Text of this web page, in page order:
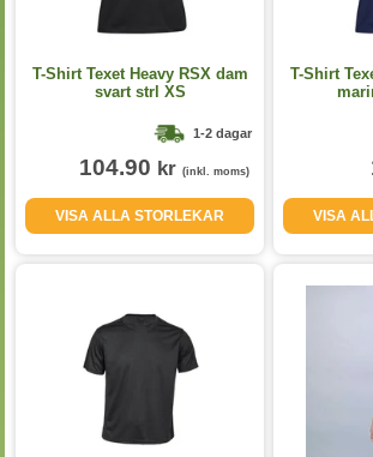
T-Shirt Texet Heavy RSX dam
svart strl XS
1-2 dagar
104.90 kr (inkl. moms)
VISA ALLA STORLEKAR
T-Shirt
VISA